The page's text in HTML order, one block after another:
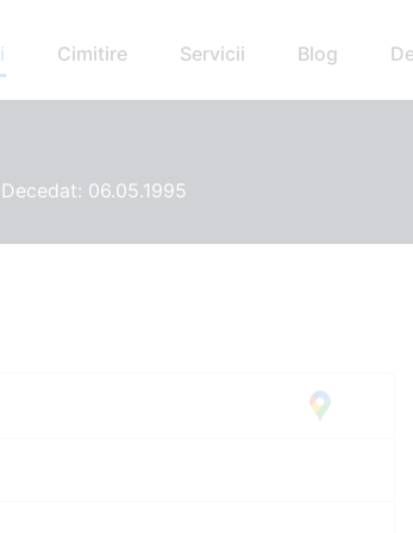
Cimitire Servicii Blog
06.05.1995